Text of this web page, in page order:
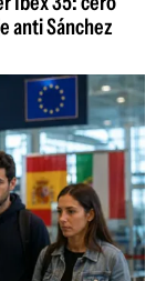
anti Sánchez